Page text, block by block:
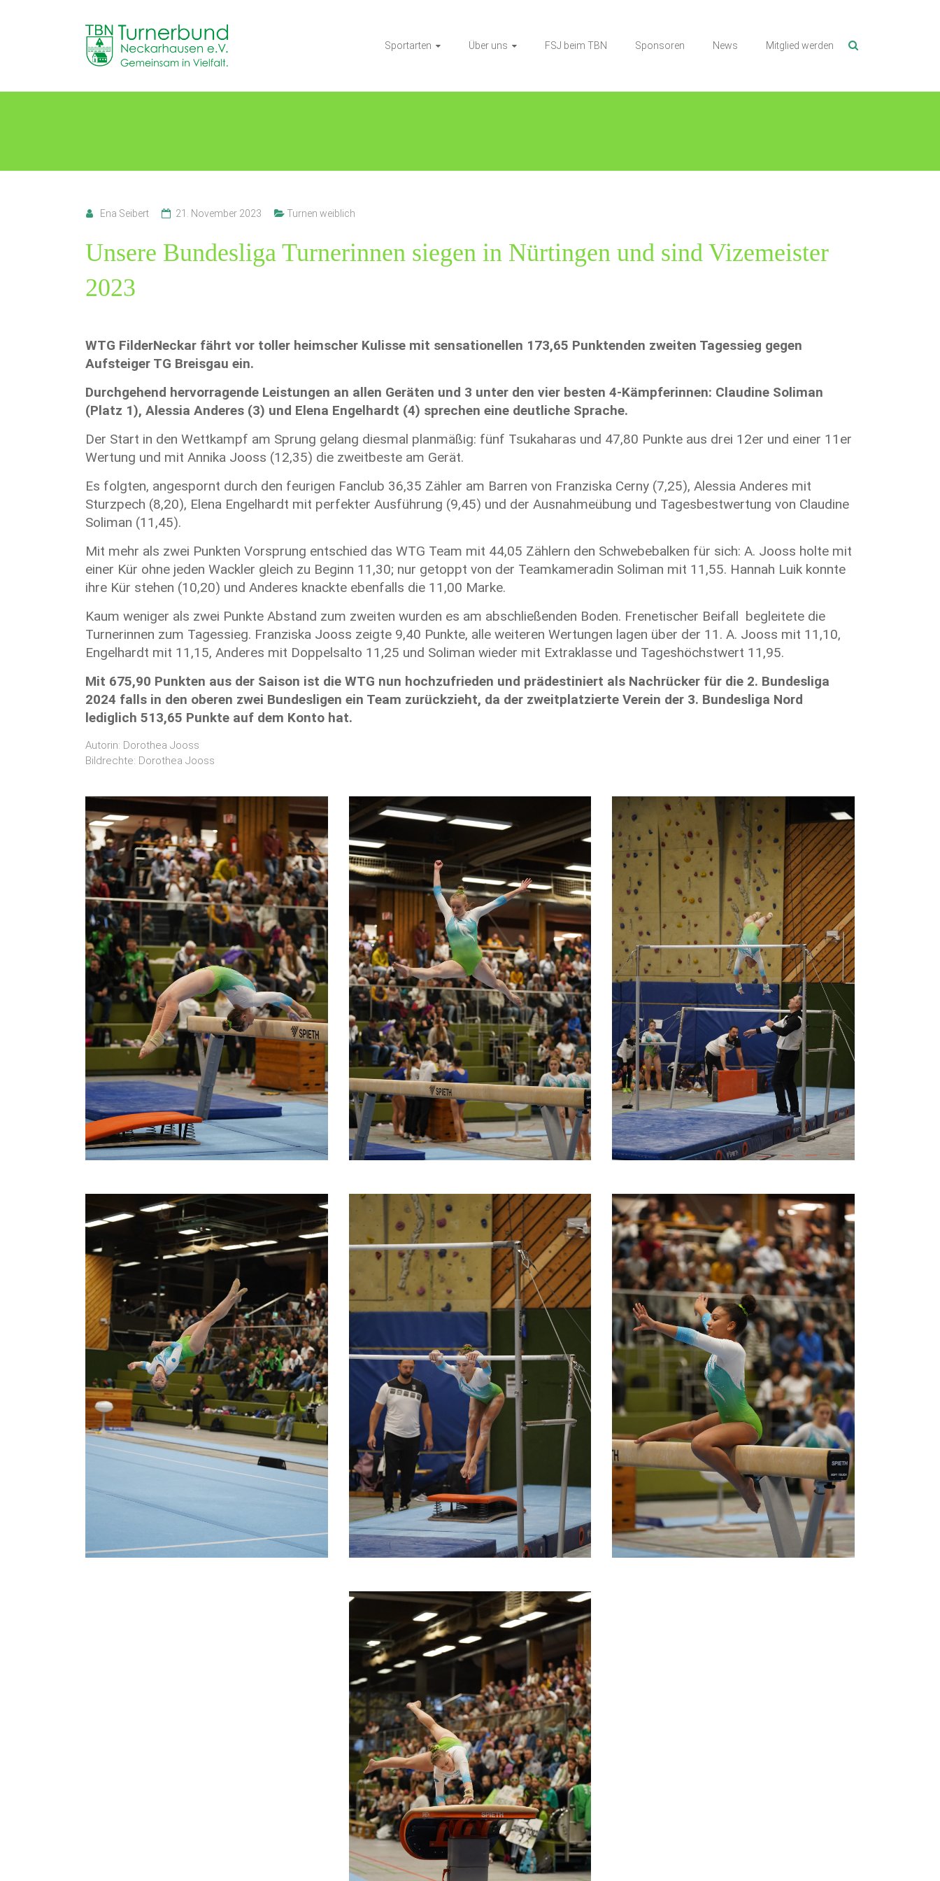
TB
Neckarhausen
in
Sportarten Über uns FSJ beim TBN Sponsoren News Mitglied werden
Ena Seibert 21. November 2023 Turnen weiblich
Unsere Bundesliga Turnerinnen siegen in Nürtingen und sind Vizemeister
2023
WTG FilderNeckar fährt vor toller heimscher Kulisse mit sensationellen 173,65 Punktenden zweiten Tagessieg gegen
Aufsteiger TG Breisgau ein.
Durchgehend hervorragende Leistungen an allen Geräten und 3 unter den vier besten 4-Kämpferinnen: Claudine Soliman
(Platz 1), Alessia Anderes (3) und Elena Engelhardt (4) sprechen eine deutliche Sprache.
Der Start in den Wettkampf am Sprung gelang diesmal planmäßig: fünf Tsukaharas und 47,80 Punkte aus drei 12er und einer 11er
Wertung und mit Annika Jooss (12,35) die zweitbeste am Gerät.
Es folgten, angespornt durch den feurigen Fanclub 36,35 Zähler am Barren von Franziska Cerny (7,25), Alessia Anderes mit
Sturzpech (8,20), Elena Engelhardt mit perfekter Ausführung (9,45) und der Ausnahmeübung und Tagesbestwertung von Claudine
Soliman (11,45).
Mit mehr als zwei Punkten Vorsprung entschied das WTG Team mit 44,05 Zählern den Schwebebalken für sich: A. Jooss holte mit
einer Kür ohne jeden Wackler gleich zu Beginn 11,30; nur getoppt von der Teamkameradin Soliman mit 11,55. Hannah Luik konnte
ihre Kür stehen (10,20) und Anderes knackte ebenfalls die 11,00 Marke.
Kaum weniger als zwei Punkte Abstand zum zweiten wurden es am abschließenden Boden. Frenetischer Beifall begleitete die
Turnerinnen zum Tagessieg. Franziska Jooss zeigte 9,40 Punkte, alle weiteren Wertungen lagen über der 11. A. Jooss mit 11,10,
Engelhardt mit 11,15, Anderes mit Doppelsalto 11,25 und Soliman wieder mit Extraklasse und Tageshöchstwert 11,95.
Mit 675,90 Punkten aus der Saison ist die WTG nun hochzufrieden und prädestiniert als Nachrücker für die 2. Bundesliga
2024 falls in den oberen zwei Bundesligen ein Team zurückzieht, da der zweitplatzierte Verein der 3. Bundesliga Nord
lediglich 513,65 Punkte auf dem Konto hat.
Autorin: Dorothea Jooss
Bildrechte: Dorothea Jooss